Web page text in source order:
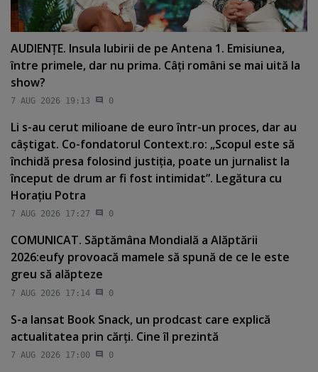
AUDIENŢE. Insula Iubirii de pe Antena 1. Emisiunea,
între primele, dar nu prima. Câţi români se mai uită la
show?
7 AUG 2026 19:13 0
Li s-au cerut milioane de euro într-un proces, dar au
câştigat. Co-fondatorul Context.ro: „Scopul este să
închidă presa folosind justiţia, poate un jurnalist la
început de drum ar fi fost intimidat”. Legătura cu
Horaţiu Potra
7 AUG 2026 17:27 0
COMUNICAT. Săptămâna Mondială a Alăptării
2026:eufy provoacă mamele să spună de ce le este
greu să alăpteze
7 AUG 2026 17:14 0
S-a lansat Book Snack, un prodcast care explică
actualitatea prin cărţi. Cine îl prezintă
7 AUG 2026 17:00 0